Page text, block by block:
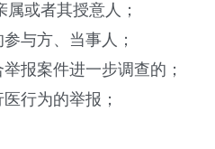
或者其授意人；
与方、当事人；
举报案件进一步调查的；
行为的举报；